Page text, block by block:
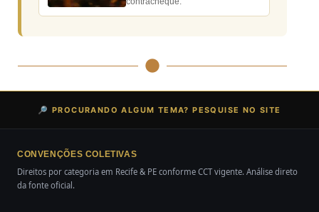
🔎 PROCURANDO ALGUM TEMA? PESQUISE NO SITE
CONVENÇÕES COLETIVAS
Direitos por categoria em Recife & PE conforme CCT vigente. Análise direto
da fonte oficial.